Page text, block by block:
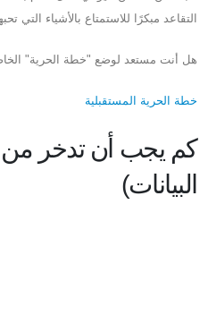
التقاعد مبكرًا للاستمتاع بالأشياء التي
هل أنت مستعد لوضع "خطة الحرية"
خطة الحرية المستقبلية
كم يجب أن تدخر من
البيانات)